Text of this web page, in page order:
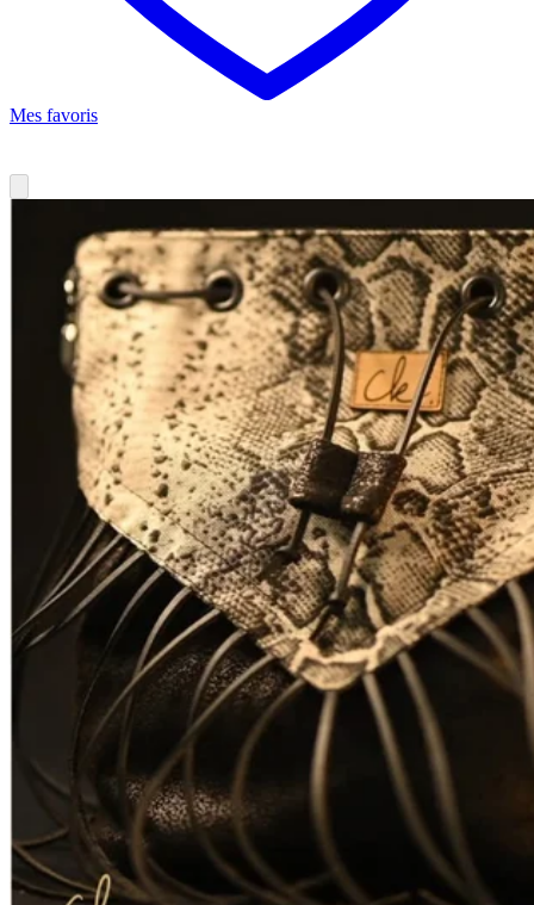
Mes favoris